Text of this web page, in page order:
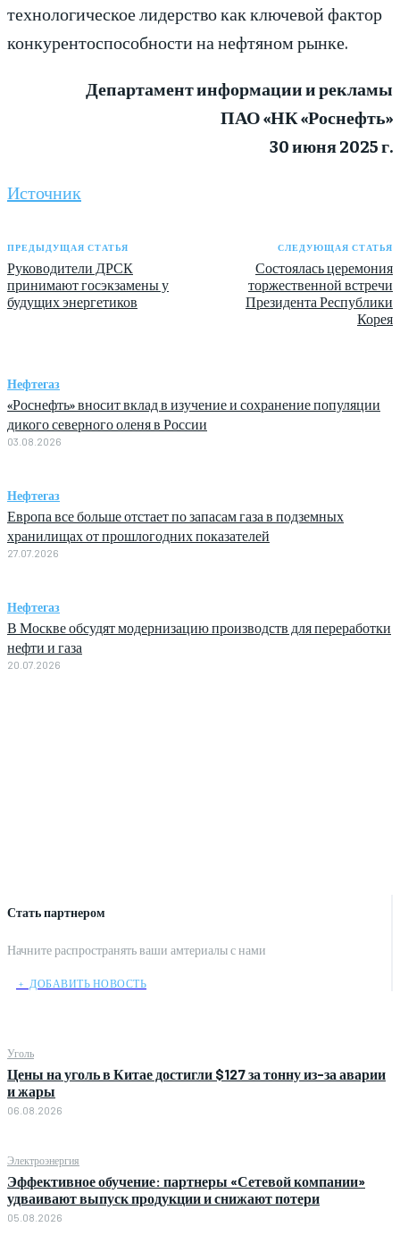
Стать партнером
Начните распространять ваши амтериалы с нами
﹢ ДОБАВИТЬ НОВОСТЬ
Уголь
Цены на уголь в Китае достигли $127 за тонну из-за аварии
и жары
06.08.2026
Электроэнергия
Эффективное обучение: партнеры «Сетевой компании»
удваивают выпуск продукции и снижают потери
05.08.2026
технологическое лидерство как ключевой фактор
конкурентоспособности на нефтяном рынке.
Департамент информации и рекламы
ПАО «НК «Роснефть»
30 июня 2025 г.
Источник
ПРЕДЫДУЩАЯ СТАТЬЯ
Руководители ДРСК
принимают госэкзамены у
будущих энергетиков
СЛЕДУЮЩАЯ СТАТЬЯ
Состоялась церемония
торжественной встречи
Президента Республики
Корея
Нефтегаз
«Роснефть» вносит вклад в изучение и сохранение популяции
дикого северного оленя в России
03.08.2026
Нефтегаз
Европа все больше отстает по запасам газа в подземных
хранилищах от прошлогодних показателей
27.07.2026
Нефтегаз
В Москве обсудят модернизацию производств для переработки
нефти и газа
20.07.2026